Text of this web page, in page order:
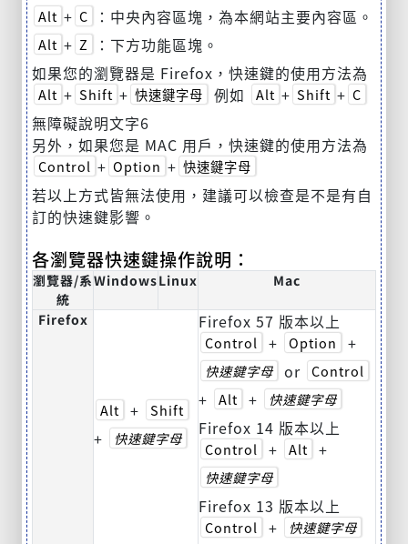
Alt + C ：中央內容區塊，為本網站主要內容區。
Alt + Z
：下方功能區塊。
如果您的瀏覽器是 Firefox，快速鍵的使用方法為
Alt + Shift + 快速鍵字母 例如 Alt + Shift + C
無障礙說明文字6
另外，如果您是 MAC 用戶，快速鍵的使用方法為
Control + Option + 快速鍵字母
若以上方式皆無法使用，建議可以檢查是不是有自
訂的快速鍵影響。
各瀏覽器快速鍵操作說明：
瀏覽器/系
統
WindowsLinux Mac
Firefox
Alt + Shift
+ 快速鍵字母
Firefox 57 版本以上
Control + Option +
快速鍵字母 or Control
+ Alt + 快速鍵字母
Firefox 14 版本以上
Control + Alt +
快速鍵字母
Firefox 13 版本以上
Control + 快速鍵字母